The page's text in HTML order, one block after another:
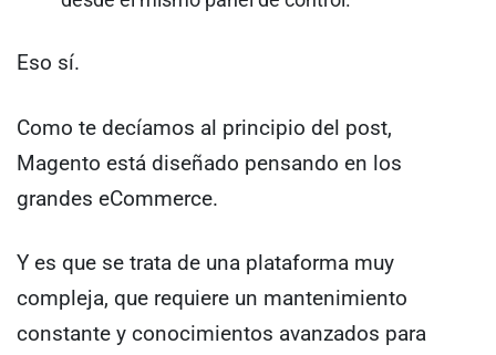
Eso sí.
Como te decíamos al principio del post,
Magento está diseñado pensando en los
grandes eCommerce.
Y es que se trata de una plataforma muy
compleja, que requiere un mantenimiento
constante y conocimientos avanzados para